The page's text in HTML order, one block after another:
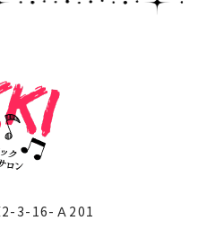
2-3-16-Ａ201